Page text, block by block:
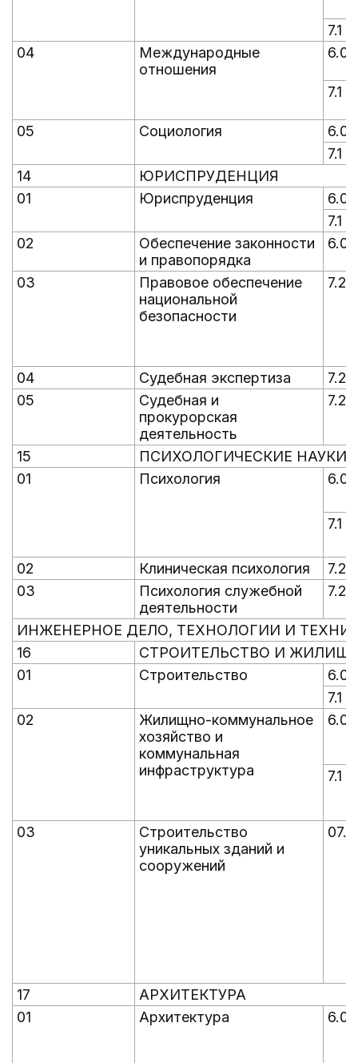
7.1
04
Международные
отношения
6.0
7.1
05 Социология
6.0
7.1
14
ЮРИСПРУДЕНЦИЯ
01
Юриспруденция
6.0
7.1
02
Обеспечение законности
и правопорядка
6.0
03
Правовое обеспечение
национальной
безопасности
7.2
04 Судебная экспертиза
7.2
05
Судебная и
прокурорская
деятельность
7.2
15
ПСИХОЛОГИЧЕСКИЕ НАУКИ
01
Психология 6.0
7.1
02 Клиническая психология
7.2
03
Психология служебной
деятельности
7.2
ИНЖЕНЕРНОЕ ДЕЛО, ТЕХНОЛОГИИ И
16
СТРОИТЕЛЬСТВО И
01
Строительство
6.0
7.1
02
Жилищно-коммунальное
хозяйство и
коммунальная
инфраструктура
6.0
7.1
03
Строительство
уникальных зданий и
сооружений
07.2
17
АРХИТЕКТУРА
01
Архитектура 6.0